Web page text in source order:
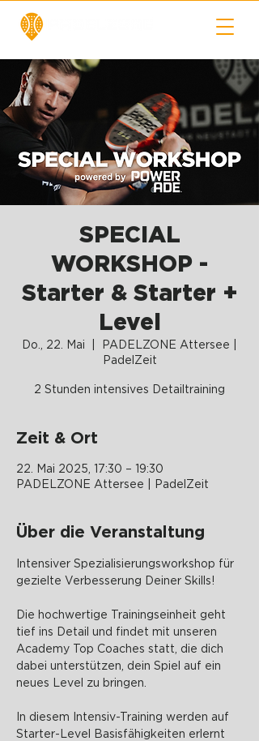
SPECIAL
WORKSHOP -
Starter & Starter +
Level
Do., 22. Mai
PADELZONE Attersee |
PadelZeit
2 Stunden intensives Detailtraining
Zeit & Ort
22. Mai 2025, 17:30 – 19:30
PADELZONE Attersee | PadelZeit
Über die Veranstaltung
Intensiver Spezialisierungsworkshop für
gezielte Verbesserung Deiner Skills!
Die hochwertige Trainingseinheit geht
tief ins Detail und findet mit unseren
Academy Top Coaches statt, die dich
dabei unterstützen, dein Spiel auf ein
neues Level zu bringen.
In diesem Intensiv-Training werden auf
Starter-Level Basisfähigkeiten erlernt